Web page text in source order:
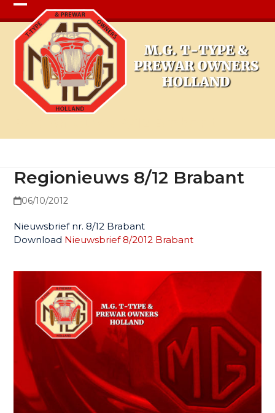
Open
mobile
menu
Close
mobile
menu
Regionieuws 8/12 Brabant
06/10/2012
Nieuwsbrief nr. 8/12 Brabant
Download Nieuwsbrief 8/2012 Brabant